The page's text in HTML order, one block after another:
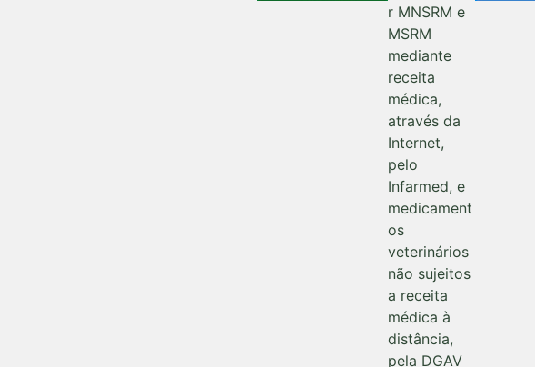
r MNSRM e
MSRM
mediante
receita
médica,
através da
Internet,
pelo
Infarmed, e
medicament
os
veterinários
não sujeitos
a receita
médica à
distância,
pela DGAV